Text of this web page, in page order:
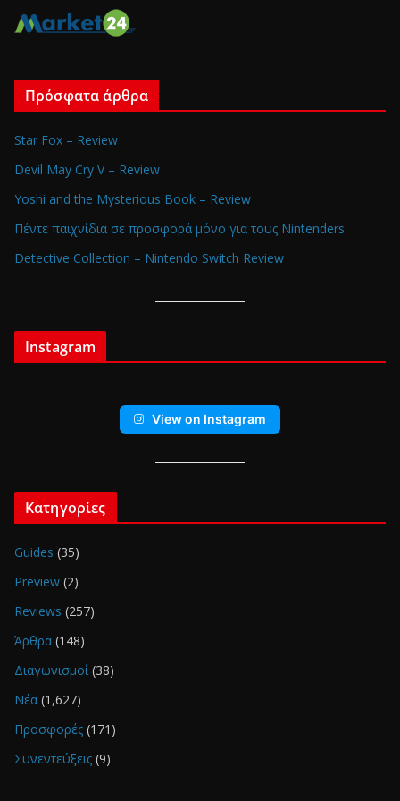
Πρόσφατα άρθρα
Star Fox – Review
Devil May Cry V – Review
Yoshi and the Mysterious Book – Review
Πέντε παιχνίδια σε προσφορά μόνο για τους Nintenders
Detective Collection – Nintendo Switch Review
Instagram
View on Instagram
Κατηγορίες
Guides (35)
Preview (2)
Reviews (257)
Άρθρα (148)
Διαγωνισμοί (38)
Νέα (1,627)
Προσφορές (171)
Συνεντεύξεις (9)